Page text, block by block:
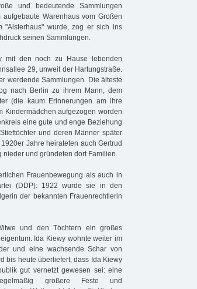
und bedeutende Sammlungen
Warenhaus vom Großen
"Alsterhaus" wurde, zog er sich ins
seinen Sammlungen.
mit den noch zu Hause lebenden
29, unweit der Hartungstraße.
werdende Sammlungen. Die älteste
nach Berlin zu ihrem Mann, dem
(die kaum Erinnerungen am ihre
Kindermädchen aufgezogen worden
eine gute und enge Beziehung
und deren Männer später
Jahre heirateten auch Gertrud
und gründeten dort Familien.
Frauenbewegung als auch in
(DDP): 1922 wurde sie in den
der bekannten Frauenrechtlerin
und den Töchtern ein großes
Ida Kiewy wohnte weiter im
und eine wachsende Schar von
bis heute überliefert, dass Ida Kiewy
gut vernetzt gewesen sei: eine
größere Feste und